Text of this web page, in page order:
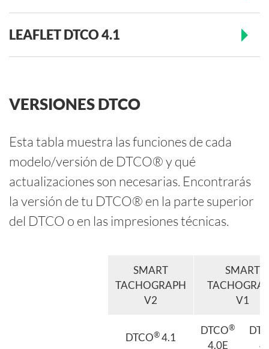
LEAFLET DTCO 4.1
VERSIONES DTCO
Esta tabla muestra las funciones de cada
modelo/versión de DTCO® y qué
actualizaciones son necesarias. Encontrarás
la versión de tu DTCO® en la parte superior
del DTCO o en las impresiones técnicas.
SMART
TACHOGRAPH
V2
SMART
V1
DTCO®4.1
DTCO®
4.0E